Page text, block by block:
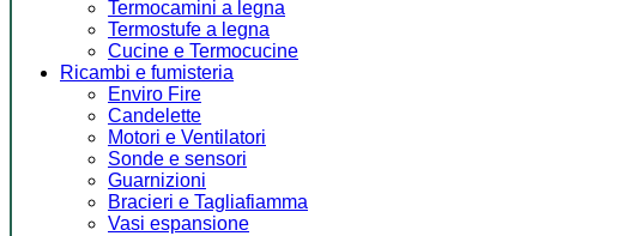
Termocamini a legna
Termostufe a legna
Cucine e Termocucine
Ricambi e fumisteria
Enviro Fire
Candelette
Motori e Ventilatori
Sonde e sensori
Guarnizioni
Bracieri e Tagliafiamma
Vasi espansione